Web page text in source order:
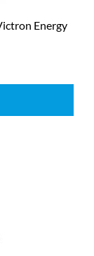
Energy